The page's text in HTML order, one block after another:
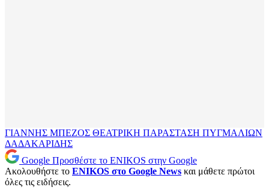
ΓΙΑΝΝΗΣ ΜΠΕΖΟΣ ΘΕΑΤΡΙΚΗ ΠΑΡΑΣΤΑΣΗ ΠΥΓΜΑΛΙΩΝ
ΔΑΔΑΚΑΡΙΔΗΣ
Google Προσθέστε το ENIKOS στην Google
Ακολουθήστε το ENIKOS στο Google News και μάθετε πρώτοι
όλες τις ειδήσεις.